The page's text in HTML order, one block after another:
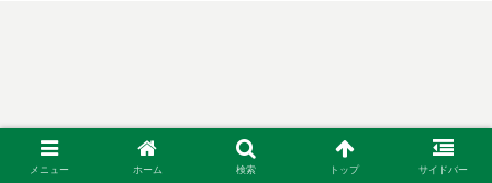
メニュー ホーム 検索 トップ サイドバー